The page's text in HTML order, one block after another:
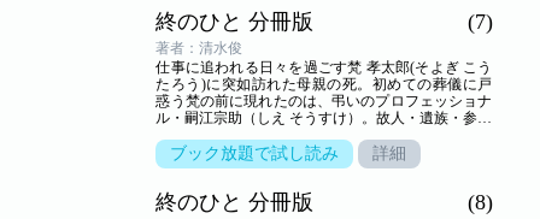
終のひと 分冊版 (7)
著者：清水俊
仕事に追われる日々を過ごす梵 孝太郎(そよぎ こう
たろう)に突如訪れた母親の死。初めての葬儀に戸
惑う梵の前に現れたのは、弔いのプロフェッショナ
ル・嗣江宗助（しえ そうすけ）。故人・遺族・参列
世界を新鋭が描き出す――命の終わりのヒューマン
ドラマ。
ブック放題で試し読み 詳細
終のひと 分冊版 (8)